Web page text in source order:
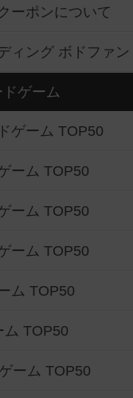
ーポンについて
ィング ボドファン
ゲーム
ゲーム TOP50
ーム TOP50
ーム TOP50
ーム TOP50
ム TOP50
ム TOP50
ーム TOP50